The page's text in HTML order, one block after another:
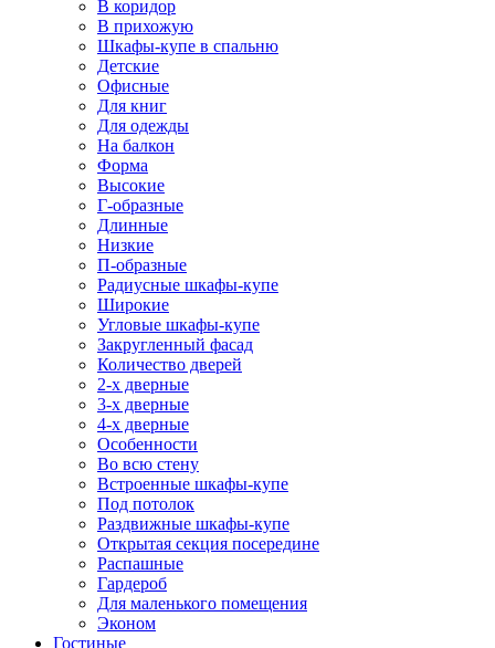
В коридор
В прихожую
Шкафы-купе в спальню
Детские
Офисные
Для книг
Для одежды
На балкон
Форма
Высокие
Г-образные
Длинные
Низкие
П-образные
Радиусные шкафы-купе
Широкие
Угловые шкафы-купе
Закругленный фасад
Количество дверей
2-х дверные
3-х дверные
4-х дверные
Особенности
Во всю стену
Встроенные шкафы-купе
Под потолок
Раздвижные шкафы-купе
Открытая секция посередине
Распашные
Гардероб
Для маленького помещения
Эконом
Гостиные